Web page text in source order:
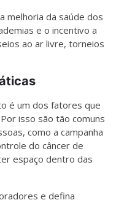
melhoria da saúde dos
e o incentivo a
ao ar livre, torneios
é um dos fatores que
isso são tão comuns
como a campanha
do câncer de
espaço dentro das
e defina